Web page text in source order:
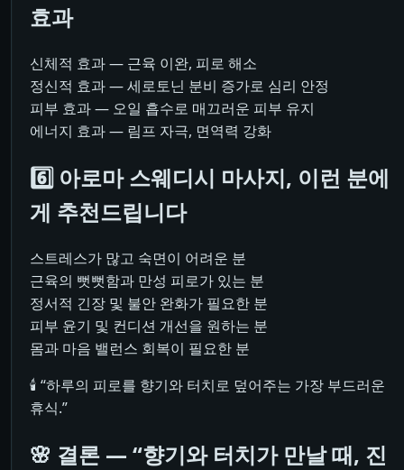
효과
신체적 효과 — 근육 이완, 피로 해소
정신적 효과 — 세로토닌 분비 증가로 심리 안정
피부 효과 — 오일 흡수로 매끄러운 피부 유지
에너지 효과 — 림프 자극, 면역력 강화
6️⃣ 아로마 스웨디시 마사지, 이런 분에
게 추천드립니다
스트레스가 많고 숙면이 어려운 분
근육의 뻣뻣함과 만성 피로가 있는 분
정서적 긴장 및 불안 완화가 필요한 분
피부 윤기 및 컨디션 개선을 원하는 분
몸과 마음 밸런스 회복이 필요한 분
🕯️ “하루의 피로를 향기와 터치로 덮어주는 가장 부드러운
휴식.”
🌸 결론 — “향기와 터치가 만날 때, 진